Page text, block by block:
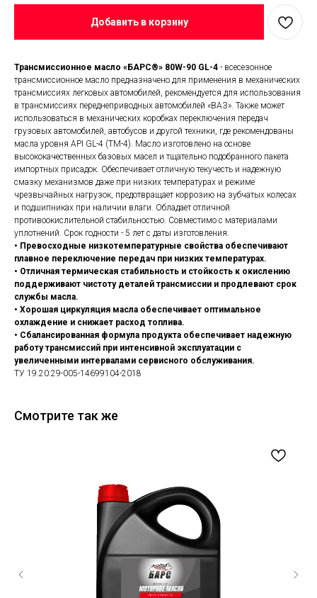
Добавить в корзину
Трансмиссионное масло «БАРС®» 80W-90 GL-4 - всесезонное
трансмиссионное масло предназначено для применения в механических
трансмиссиях легковых автомобилей, рекомендуется для использования
в трансмиссиях переднеприводных автомобилей «ВАЗ». Также может
использоваться в механических коробках переключения передач
грузовых автомобилей, автобусов и другой техники, где рекомендованы
масла уровня API GL-4 (ТМ-4). Масло изготовлено на основе
высококачественных базовых масел и тщательно подобранного пакета
импортных присадок. Обеспечивает отличную текучесть и надежную
смазку механизмов даже при низких температурах и режиме
чрезвычайных нагрузок, предотвращает коррозию на зубчатых колесах
и подшипниках при наличии влаги. Обладает отличной
противоокислительной стабильностью. Совместимо с материалами
уплотнений. Срок годности - 5 лет с даты изготовления.
• Превосходные низкотемпературные свойства обеспечивают
плавное переключение передач при низких температурах.
• Отличная термическая стабильность и стойкость к окислению
поддерживают чистоту деталей трансмиссии и продлевают срок
службы масла.
• Хорошая циркуляция масла обеспечивает оптимальное
охлаждение и снижает расход топлива.
• Сбалансированная формула продукта обеспечивает надежную
работу трансмиссий при интенсивной эксплуатации с
увеличенными интервалами сервисного обслуживания.
ТУ 19.20.29-005-14699104-2018
Смотрите так же